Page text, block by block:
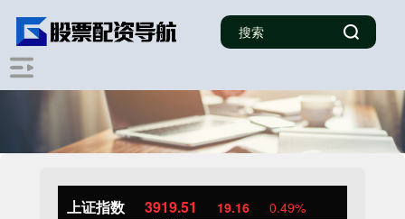
上证指数 3919.51 19.16 0.49%